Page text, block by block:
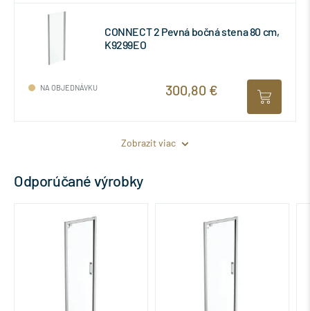
CONNECT 2 Pevná bočná stena 80 cm,
K9299EO
NA OBJEDNÁVKU 300,80 €
Zobrazit viac
Odporúčané výrobky